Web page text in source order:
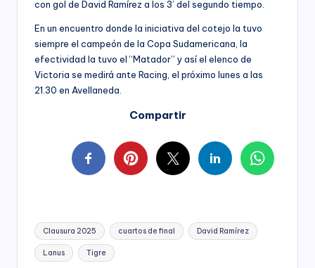
con gol de David Ramírez a los 3’ del segundo tiempo.
En un encuentro donde la iniciativa del cotejo la tuvo
siempre el campeón de la Copa Sudamericana, la
efectividad la tuvo el “Matador” y así el elenco de
Victoria se medirá ante Racing, el próximo lunes a las
21.30 en Avellaneda.
Compartir
Tags:
Clausura 2025 cuartos de final David Ramírez
Lanus Tigre